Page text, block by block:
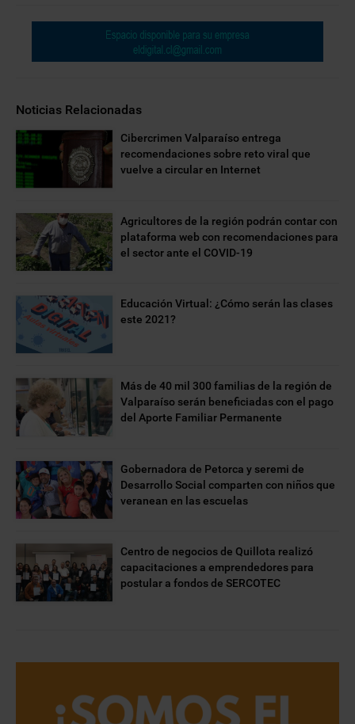
Noticias Relacionadas
Cibercrimen Valparaíso entrega
recomendaciones sobre reto viral que
vuelve a circular en Internet
Agricultores de la región podrán contar con
plataforma web con recomendaciones para
el sector ante el COVID-19
Educación Virtual: ¿Cómo serán las clases
este 2021?
Más de 40 mil 300 familias de la región de
Valparaíso serán beneficiadas con el pago
del Aporte Familiar Permanente
Gobernadora de Petorca y seremi de
Desarrollo Social comparten con niños que
veranean en las escuelas
Centro de negocios de Quillota realizó
capacitaciones a emprendedores para
postular a fondos de SERCOTEC